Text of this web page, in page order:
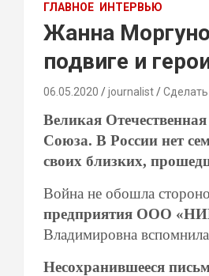
ГЛАВНОЕ ИНТЕРВЬЮ
Жанна
подвиге и
06.05.2020 journalist Сделать
Великая
Союза. В России нет
своих близких,
Война не обошла
предприятия ООО
Владимировна
Несохранившееся